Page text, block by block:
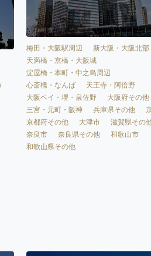
梅田・大阪駅周辺
新大阪・大阪北部
天満橋・京橋・大阪城
淀屋橋・本町・中之島周辺
心斎橋・なんば
天王寺・阿倍野
大阪ベイ・堺・泉佐野
大阪府その他
三宮・元町・阪神
兵庫県その他
京都府その他
大津市
滋賀県その
奈良市
奈良県その他
和歌山市
和歌山県その他